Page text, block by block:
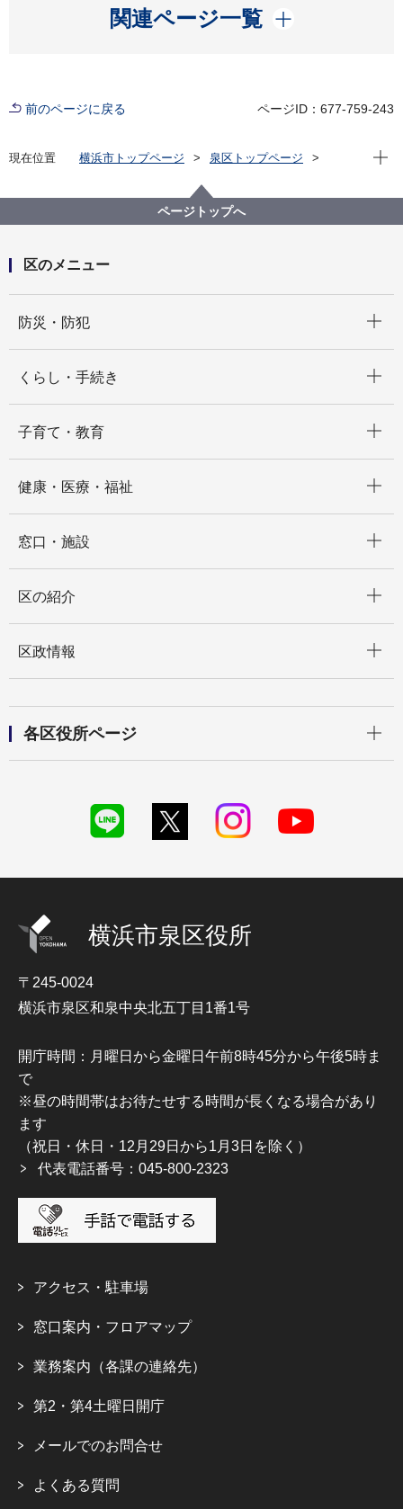
関連ページ一覧
開く
前のページに戻る ページID：677-759-243
現在位置 横浜市トップページ
泉区トップページ
現在
ページトップへ
区のメニュー
防災・防犯
くらし・手続き
子育て・教育
健康・医療・福祉
窓口・施設
区の紹介
区政情報
各区役所ページ
横浜市泉区役所
〒245-0024
横浜市泉区和泉中央北五丁目1番1号
開庁時間：月曜日から金曜日午前8時45分から午後5時ま
で
※昼の時間帯はお待たせする時間が長くなる場合があり
ます
（祝日・休日・12月29日から1月3日を除く）
代表電話番号：045-800-2323
アクセス・駐車場
窓口案内・フロアマップ
業務案内（各課の連絡先）
第2・第4土曜日開庁
メールでのお問合せ
よくある質問